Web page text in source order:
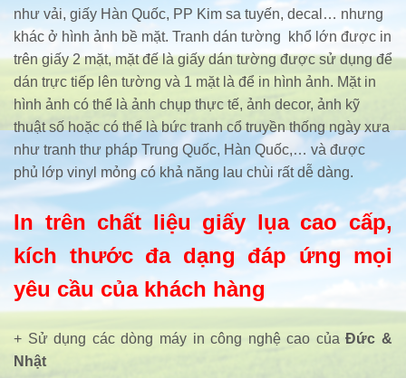
như vải, giấy Hàn Quốc, PP Kim sa tuyến, decal… nhưng
khác ở hình ảnh bề mặt. Tranh dán tường khổ lớn được in
trên giấy 2 mặt, mặt đế là giấy dán tường được sử dụng để
dán trực tiếp lên tường và 1 mặt là để in hình ảnh. Mặt in
hình ảnh có thể là ảnh chụp thực tế, ảnh decor, ảnh kỹ
thuật số hoặc có thể là bức tranh cổ truyền thống ngày xưa
như tranh thư pháp Trung Quốc, Hàn Quốc,… và được
phủ lớp vinyl mỏng có khả năng lau chùi rất dễ dàng.
In trên chất liệu giấy lụa cao cấp,
kích thước đa dạng đáp ứng mọi
yêu cầu của khách hàng
+ Sử dụng các dòng máy in công nghệ cao củaĐức &
Nhật